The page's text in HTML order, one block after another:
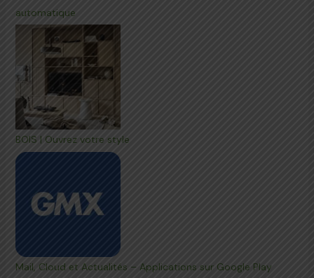
automatique
BOIS | Ouvrez votre style
Mail, Cloud et Actualités – Applications sur Google Play